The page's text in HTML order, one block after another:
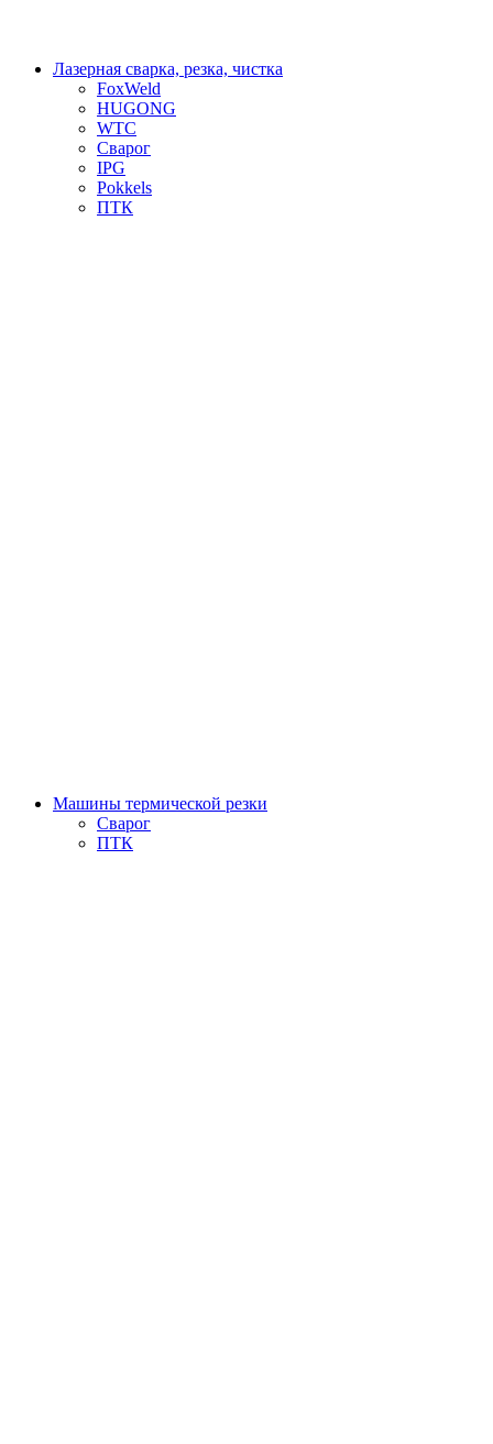
Лазерная сварка, резка, чистка
FoxWeld
HUGONG
WTC
Сварог
IPG
Pokkels
ПТК
Машины термической резки
Сварог
ПТК